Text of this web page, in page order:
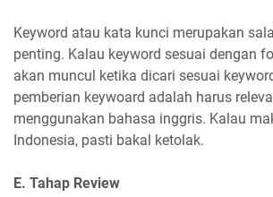
Keyword atau kata kunci merupakan
penting. Kalau keyword sesuai dengan
akan muncul ketika dicari sesuai
pemberian keywoard adalah harus
menggunakan bahasa inggris. Kalau
Indonesia, pasti bakal ketolak.
E. Tahap Review